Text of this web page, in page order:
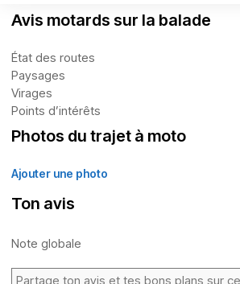
Avis motards sur la balade
État des routes
Paysages
Virages
Points d’intérêts
Photos du trajet à moto
Ajouter une photo
Ton avis
Note globale